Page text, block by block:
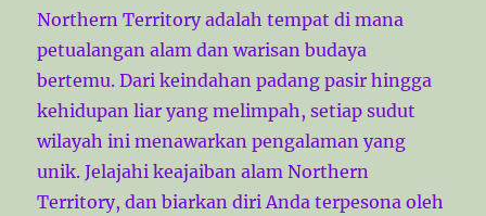
Northern Territory adalah tempat di mana
petualangan alam dan warisan budaya
bertemu. Dari keindahan padang pasir hingga
kehidupan liar yang melimpah, setiap sudut
wilayah ini menawarkan pengalaman yang
unik. Jelajahi keajaiban alam Northern
Territory, dan biarkan diri Anda terpesona oleh